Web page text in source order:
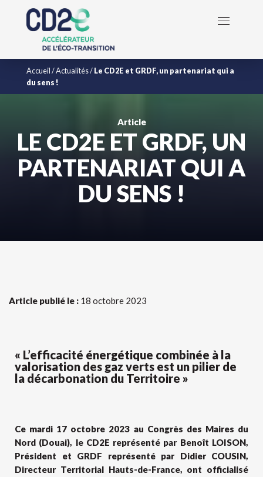
Accueil/Actualités/Le CD2E et GRDF, un partenariat qui a
du sens !
Article
LE CD2E ET GRDF, UN
PARTENARIAT QUI A
DU SENS !
Article publié le : 18 octobre 2023
« L’efficacité énergétique combinée à la
valorisation des gaz verts est un pilier de
la décarbonation du Territoire »
Ce mardi 17 octobre 2023 au Congrès des Maires du
Nord (Douai), le CD2E représenté par Benoît LOISON,
Président et GRDF représenté par Didier COUSIN,
Directeur Territorial Hauts-de-France, ont officialisé